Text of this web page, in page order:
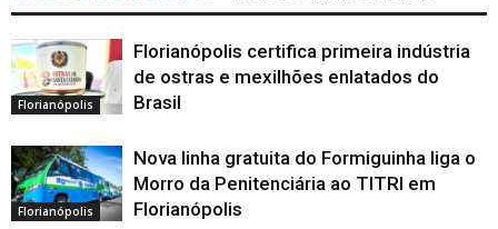
Florianópolis
Florianópolis certifica primeira indústria
de ostras e mexilhões enlatados do
Brasil
Florianópolis
Nova linha gratuita do Formiguinha liga o
Morro da Penitenciária ao TITRI em
Florianópolis